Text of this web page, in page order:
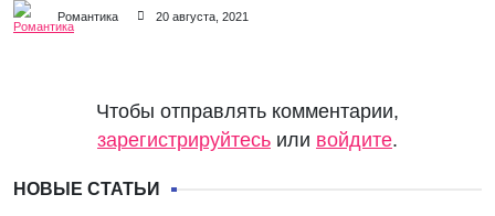
Романтика 20 августа, 2021
Чтобы отправлять комментарии,
зарегистрируйтесь или войдите.
НОВЫЕ СТАТЬИ